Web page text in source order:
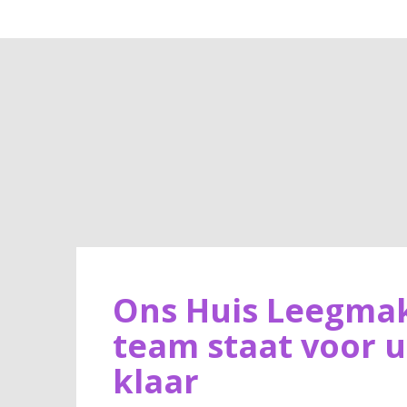
Ons Huis
team staat voor u
klaar